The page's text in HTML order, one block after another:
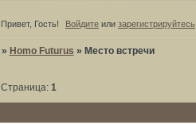
Привет, Гость! Войдите или зарегистрируйтесь
» Homo Futurus » Место встречи
Страница: 1